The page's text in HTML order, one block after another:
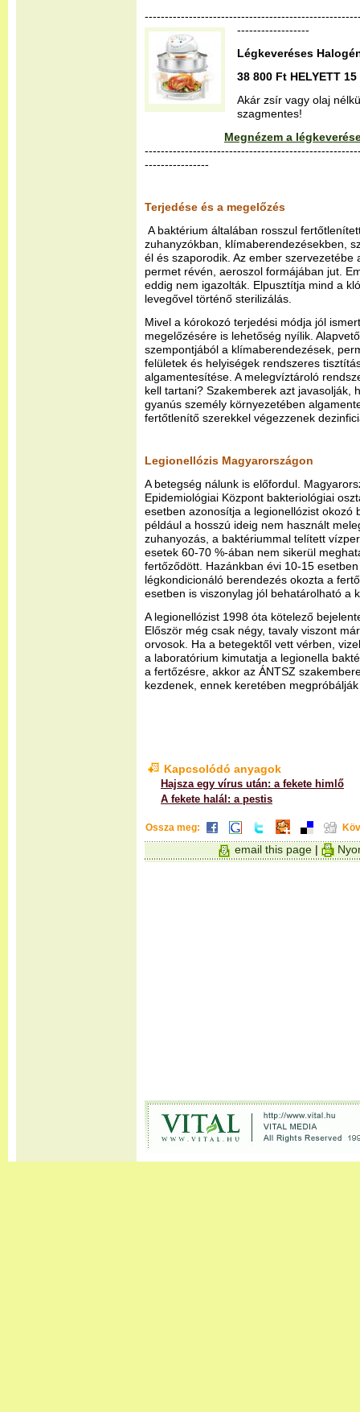
------------------
Légkeveréses
38 800 Ft HELYETT
Akár zsír vagy olaj
szagmentes!
Megnézem a
----------------
Terjedése és a megelőzés
A baktérium általában rosszul
zuhanyzókban, klímaberendezésekben,
él és szaporodik. Az ember szervezetébe
permet révén, aeroszol formájában jut.
eddig nem igazolták. Elpusztítja mind a
levegővel történő sterilizálás.
Mivel a kórokozó terjedési módja jól
megelőzésére is lehetőség nyílik.
szempontjából a klímaberendezések,
felületek és helyiségek rendszeres
algamentesítése. A melegvíztároló
kell tartani? Szakemberek azt javasolják,
gyanús személy környezetében
fertőtlenítő szerekkel végezzenek
Legionellózis Magyarországon
A betegség nálunk is előfordul.
Epidemiológiai Központ bakteriológiai
esetben azonosítja a legionellózist okozó
például a hosszú ideig nem használt
zuhanyozás, a baktériummal telített
esetek 60-70 %-ában nem sikerül
fertőződött. Hazánkban évi 10-15
légkondicionáló berendezés okozta a
esetben is viszonylag jól behatárolható a
A legionellózist 1998 óta kötelező
Először még csak négy, tavaly viszont
orvosok. Ha a betegektől vett vérben,
a laboratórium kimutatja a legionella
a fertőzésre, akkor az ÁNTSZ
kezdenek, ennek keretében
Kapcsolódó anyagok
Hajsza egy vírus után: a fekete himlő
A fekete halál: a pestis
Ossza meg:
email this page|